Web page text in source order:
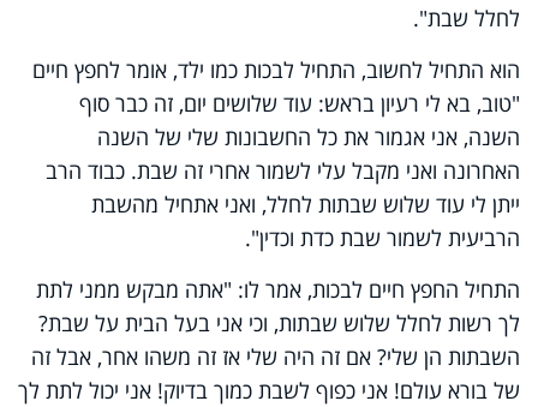
לחלל שבת".
הוא התחיל לחשוב, התחיל לבכות כמו ילד, אומר לחפץ חיים
"טוב, בא לי רעיון בראש: עוד שלושים יום, זה כבר סוף
השנה, אני אגמור את כל החשבונות שלי של השנה
האחרונה ואני מקבל עלי לשמור אחרי זה שבת. כבוד הרב
ייתן לי עוד שלוש שבתות לחלל, ואני אתחיל מהשבת
הרביעית לשמור שבת כדת וכדין".
התחיל החפץ חיים לבכות, אמר לו: "אתה מבקש ממני לתת
לך רשות לחלל שלוש שבתות, וכי אני בעל הבית על שבת?
השבתות הן שלי? אם זה היה שלי אז זה משהו אחר, אבל זה
של בורא עולם! אני כפוף לשבת כמוך בדיוק! אני יכול לתת לך